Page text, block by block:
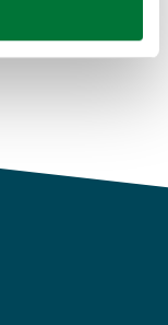
procesan sus
web con
y análisis